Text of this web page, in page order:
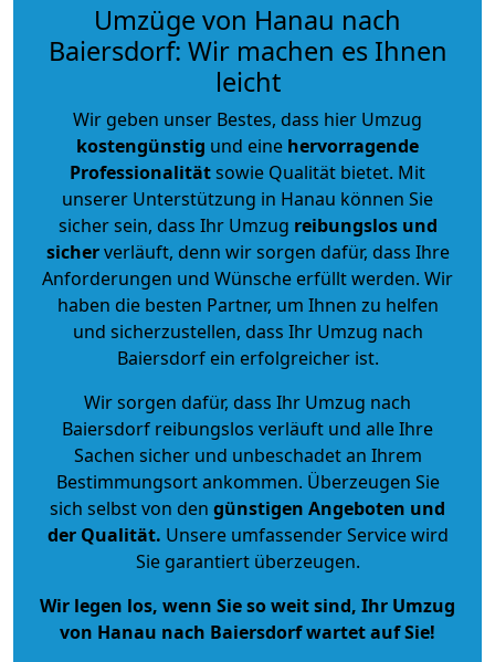
Umzüge von Hanau nach
Baiersdorf: Wir machen es Ihnen
leicht
Wir geben unser Bestes, dass hier Umzug
kostengünstig und eine hervorragende
Professionalitätsowie Qualität bietet. Mit
unserer Unterstützung in Hanau können Sie
sicher sein, dass Ihr Umzug reibungslos und
sicherverläuft, denn wir sorgen dafür, dass Ihre
Anforderungen und Wünsche erfüllt werden. Wir
haben die besten Partner, um Ihnen zu helfen
und sicherzustellen, dass Ihr Umzug nach
Baiersdorf ein erfolgreicher ist.
Wir sorgen dafür, dass Ihr Umzug nach
Baiersdorf reibungslos verläuft und alle Ihre
Sachen sicher und unbeschadet an Ihrem
Bestimmungsort ankommen. Überzeugen Sie
sich selbst von den günstigen Angeboten und
der Qualität. Unsere umfassender Service wird
Sie garantiert überzeugen.
Wir legen los, wenn Sie so weit sind, Ihr Umzug
von Hanau nach Baiersdorf wartet auf Sie!